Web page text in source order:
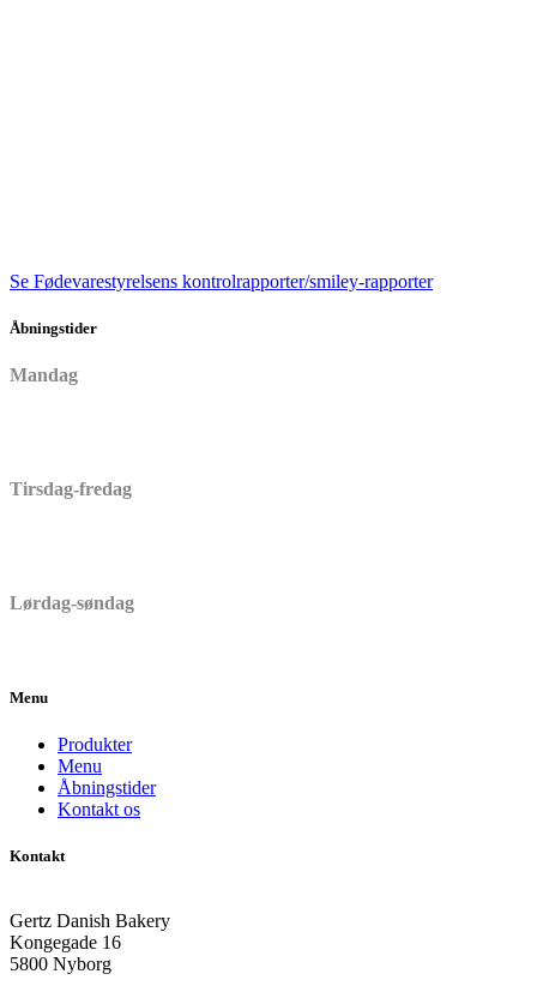
Se Fødevarestyrelsens kontrolrapporter/smiley-rapporter
Åbningstider
Mandag
Tirsdag-fredag
Lørdag-søndag
Menu
Produkter
Menu
Åbningstider
Kontakt os
Kontakt
Gertz Danish Bakery
Kongegade 16
5800 Nyborg